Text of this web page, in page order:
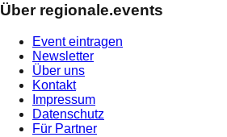
Über regionale.events
Event eintragen
Newsletter
Über uns
Kontakt
Impressum
Datenschutz
Für Partner